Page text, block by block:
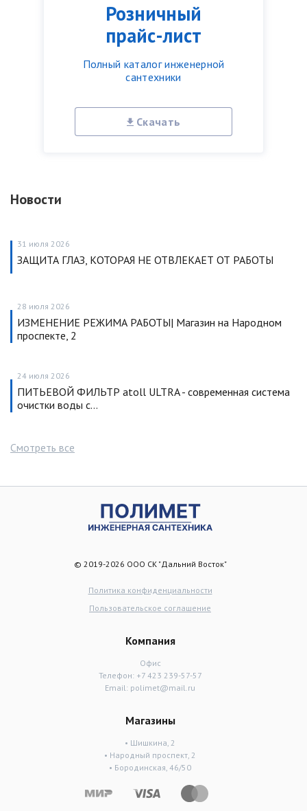
Розничный
прайс-лист
Полный каталог инженерной
сантехники
Скачать
Новости
31 июля 2026
ЗАЩИТА ГЛАЗ, КОТОРАЯ НЕ ОТВЛЕКАЕТ ОТ РАБОТЫ
28 июля 2026
ИЗМЕНЕНИЕ РЕЖИМА РАБОТЫ| Магазин на Народном
проспекте, 2
24 июля 2026
ПИТЬЕВОЙ ФИЛЬТР atoll ULTRA - современная система
очистки воды с…
Смотреть все
© 2019-2026 ООО СК "Дальний Восток"
Политика конфиденциальности
Пользовательское соглашение
Компания
Офис
Телефон: +7 423 239-57-57
Email: polimet@mail.ru
Магазины
• Шишкина, 2
• Народный проспект, 2
• Бородинская, 46/50